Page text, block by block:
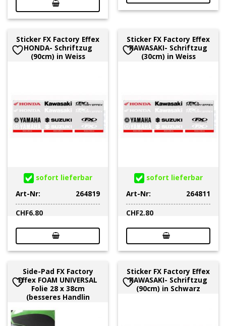
Sticker FX Factory Effex
HONDA- Schriftzug
(90cm) in Weiss
sofort lieferbar
Art-Nr:
264819
CHF6.80
Sticker FX Factory Effex
KAWASAKI- Schriftzug
(30cm) in Weiss
sofort lieferbar
Art-Nr:
264811
CHF2.80
Side-Pad FX Factory
Effex FOAM UNIVERSAL
Folie 28 x 38cm
(besseres Handlin
Sticker FX Factory Effex
KAWASAKI- Schriftzug
(90cm) in Schwarz